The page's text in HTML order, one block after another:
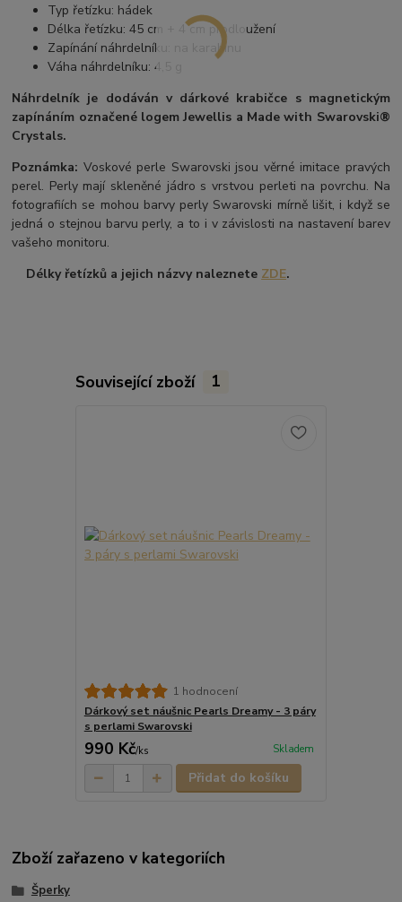
Typ řetízku: hádek
Délka řetízku: 45 cm + 4 cm prodloužení
Zapínání náhrdelníku: na karabinu
Váha náhrdelníku: 4,5 g
Náhrdelník je dodáván v dárkové krabičce s magnetickým
zapínáním označené logem Jewellis a Made with Swarovski®
Crystals.
Poznámka: Voskové perle Swarovski jsou věrné imitace pravých
perel. Perly mají skleněné jádro s vrstvou perleti na povrchu. Na
fotografiích se mohou barvy perly Swarovski mírně lišit, i když se
jedná o stejnou barvu perly, a to i v závislosti na nastavení barev
vašeho monitoru.
Délky řetízků a jejich názvy naleznete ZDE.
Související zboží 1
1 hodnocení
Dárkový set náušnic Pearls Dreamy - 3 páry
s perlami Swarovski
990 Kč/ks Skladem
Přidat do košíku
Zboží zařazeno v kategoriích
Šperky